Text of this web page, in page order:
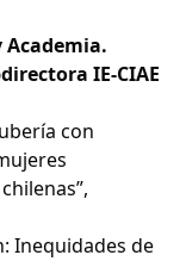
Academia.
IE-CIAE
con
Inequidades de